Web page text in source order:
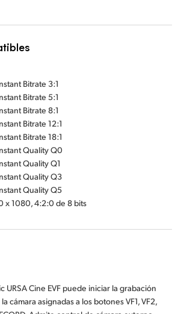
Bitrate 3:1
Bitrate 5:1
Bitrate 8:1
Bitrate 12:1
Bitrate 18:1
Quality Q0
Quality Q1
Quality Q3
Quality Q5
x 1080, 4:2:0 de 8 bits
URSA Cine EVF puede iniciar la grabación
cámara asignadas a los botones VF1, VF2,